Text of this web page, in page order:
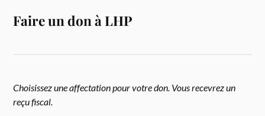
Faire un don à LHP
Choisissez une affectation pour votre don. Vous recevrez un
reçu fiscal.